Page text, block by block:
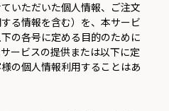
いただいた個人情報、ご注文
る情報を含む）を、本サービ
の各号に定める目的のために
ービスの提供または以下に定
の個人情報利用することはあ